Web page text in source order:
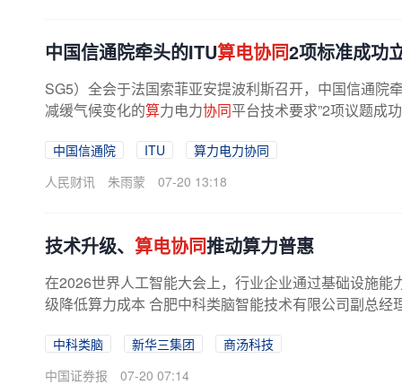
中国信通院牵头的ITU算电协同2项标准成功
SG5）全会于法国索菲亚安提波利斯召开，中国信通院
减缓气候变化的算力电力协同平台技术要求”2项议题成
中国信通院 ITU
算力电力协同
人民财讯
朱雨蒙 07-20 13:18
技术升级、 算电协同推动算力普惠
在2026世界人工智能大会上，行业企业通过基础设施能
级降低算力成本 合肥中科类脑智能技术有限公司副总
中科类脑 新华三集团
商汤科技
中国证券报
07-20 07:14